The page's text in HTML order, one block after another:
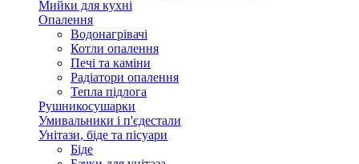
Мийки для кухні
Опалення
Водонагрівачі
Котли опалення
Печі та каміни
Радіатори опалення
Тепла підлога
Рушникосушарки
Умивальники і п'єдестали
Унітази, біде та пісуари
Біде